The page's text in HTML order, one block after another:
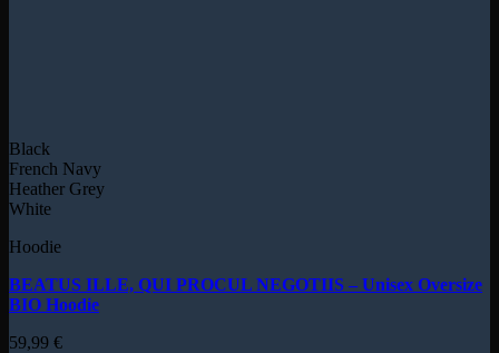
Black
French Navy
Heather Grey
White
Hoodie
BEATUS ILLE, QUI PROCUL NEGOTIIS – Unisex Oversize
BIO Hoodie
59,99 €